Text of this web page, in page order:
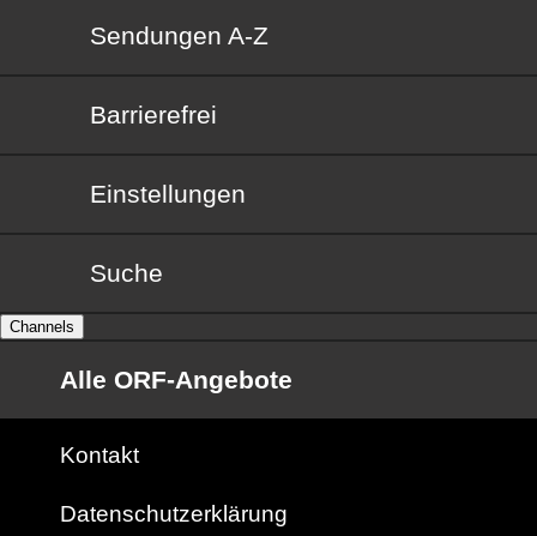
Sendungen von A bis Z
Sendungen A-Z
Barrierefrei
Barrierefrei
Einstellungen
Suche
Channels
Alle ORF-Angebote
Kontakt
Datenschutzerklärung